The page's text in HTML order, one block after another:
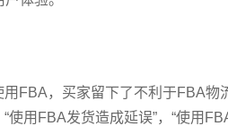
FBA，买家留下了不利于FBA物
使用FBA发货造成延误”，“使用